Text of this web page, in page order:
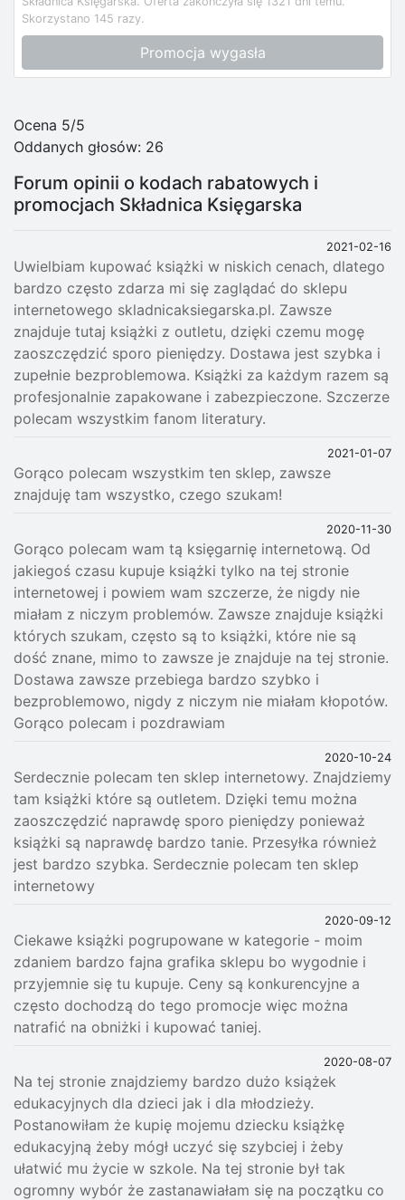
Skorzystano 145 razy.
Promocja wygasła
Ocena 5/5
Oddanych głosów: 26
Forum opinii o kodach rabatowych i
promocjach Składnica Księgarska
2021-02-16
Uwielbiam kupować książki w niskich cenach, dlatego
bardzo często zdarza mi się zaglądać do sklepu
internetowego skladnicaksiegarska.pl. Zawsze
znajduje tutaj książki z outletu, dzięki czemu mogę
zaoszczędzić sporo pieniędzy. Dostawa jest szybka i
zupełnie bezproblemowa. Książki za każdym razem są
profesjonalnie zapakowane i zabezpieczone. Szczerze
polecam wszystkim fanom literatury.
2021-01-07
Gorąco polecam wszystkim ten sklep, zawsze
znajduję tam wszystko, czego szukam!
2020-11-30
Gorąco polecam wam tą księgarnię internetową. Od
jakiegoś czasu kupuje książki tylko na tej stronie
internetowej i powiem wam szczerze, że nigdy nie
miałam z niczym problemów. Zawsze znajduje książki
których szukam, często są to książki, które nie są
dość znane, mimo to zawsze je znajduje na tej stronie.
Dostawa zawsze przebiega bardzo szybko i
bezproblemowo, nigdy z niczym nie miałam kłopotów.
Gorąco polecam i pozdrawiam
2020-10-24
Serdecznie polecam ten sklep internetowy. Znajdziemy
tam książki które są outletem. Dzięki temu można
zaoszczędzić naprawdę sporo pieniędzy ponieważ
książki są naprawdę bardzo tanie. Przesyłka również
jest bardzo szybka. Serdecznie polecam ten sklep
internetowy
2020-09-12
Ciekawe książki pogrupowane w kategorie - moim
zdaniem bardzo fajna grafika sklepu bo wygodnie i
przyjemnie się tu kupuje. Ceny są konkurencyjne a
często dochodzą do tego promocje więc można
natrafić na obniżki i kupować taniej.
2020-08-07
Na tej stronie znajdziemy bardzo dużo książek
edukacyjnych dla dzieci jak i dla młodzieży.
Postanowiłam że kupię mojemu dziecku książkę
edukacyjną żeby mógł uczyć się szybciej i żeby
ułatwić mu życie w szkole. Na tej stronie był tak
ogromny wybór że zastanawiałam się na początku co